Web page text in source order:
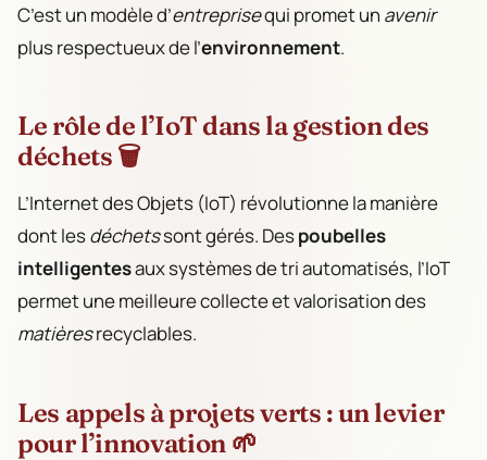
C’est un modèle d’entreprisequi promet un avenir
plus respectueux de l’environnement.
Le rôle de l’IoT dans la gestion des
déchets 🗑️
L’Internet des Objets (IoT) révolutionne la manière
dont lesdéchetssont gérés. Despoubelles
intelligentesaux systèmes de tri automatisés, l’IoT
permet une meilleure collecte et valorisation des
matièresrecyclables.
Les appels à projets verts : un levier
pour l’innovation 🌱